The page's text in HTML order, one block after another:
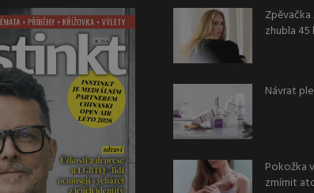
zhubla 45
Návrat
Pokožka
zmírnit